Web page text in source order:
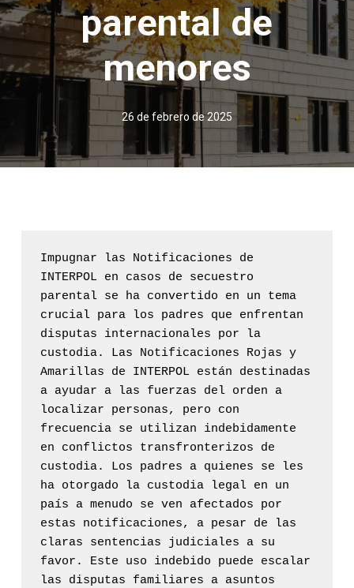
parental de
menores
26 de febrero de 2025
Impugnar las Notificaciones de
INTERPOL en casos de secuestro
parental se ha convertido en un tema
crucial para los padres que enfrentan
disputas internacionales por la
custodia. Las Notificaciones Rojas y
Amarillas de INTERPOL están destinadas
a ayudar a las fuerzas del orden a
localizar personas, pero con
frecuencia se utilizan indebidamente
en conflictos transfronterizos de
custodia. Los padres a quienes se les
ha otorgado la custodia legal en un
país a menudo se ven afectados por
estas notificaciones, a pesar de las
claras sentencias judiciales a su
favor. Este uso indebido puede escalar
las disputas familiares a asuntos